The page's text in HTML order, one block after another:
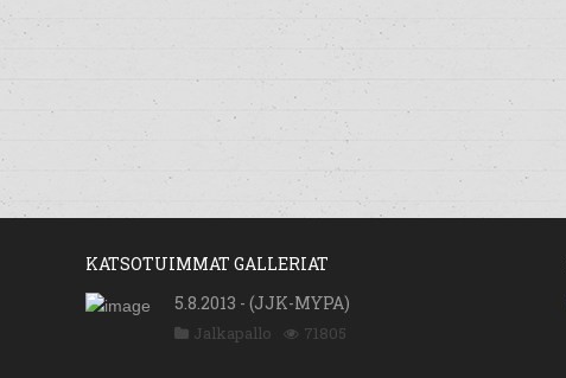
KATSOTUIMMAT GALLERIAT
5.8.2013 - (JJK-MYPA)
Jalkapallo 71805